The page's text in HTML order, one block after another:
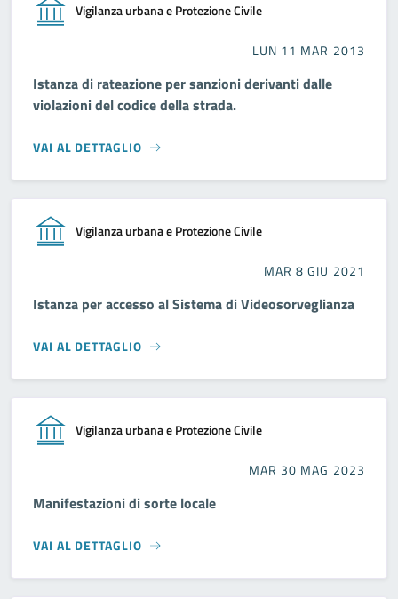
Vigilanza urbana e Protezione Civile
LUN 11 MAR 2013
Istanza di rateazione per sanzioni derivanti dalle
violazioni del codice della strada.
VAI AL DETTAGLIO
Vigilanza urbana e Protezione Civile
MAR 8 GIU 2021
Istanza per accesso al Sistema di Videosorveglianza
VAI AL DETTAGLIO
Vigilanza urbana e Protezione Civile
MAR 30 MAG 2023
Manifestazioni di sorte locale
VAI AL DETTAGLIO